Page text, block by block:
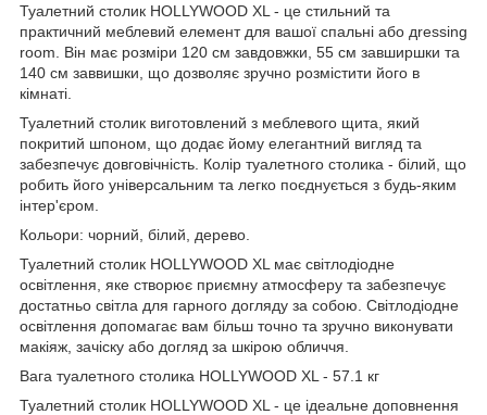
Туалетний столик HOLLYWOOD XL - це стильний та
практичний меблевий елемент для вашої спальні або дressing
room. Він має розміри 120 см завдовжки, 55 см завширшки та
140 см заввишки, що дозволяє зручно розмістити його в
кімнаті.
Туалетний столик виготовлений з меблевого щита, який
покритий шпоном, що додає йому елегантний вигляд та
забезпечує довговічність. Колір туалетного столика - білий, що
робить його універсальним та легко поєднується з будь-яким
інтер'єром.
Кольори: чорний, білий, дерево.
Туалетний столик HOLLYWOOD XL має світлодіодне
освітлення, яке створює приємну атмосферу та забезпечує
достатньо світла для гарного догляду за собою. Світлодіодне
освітлення допомагає вам більш точно та зручно виконувати
макіяж, зачіску або догляд за шкірою обличчя.
Вага туалетного столика HOLLYWOOD XL - 57.1 кг
Туалетний столик HOLLYWOOD XL - це ідеальне доповнення